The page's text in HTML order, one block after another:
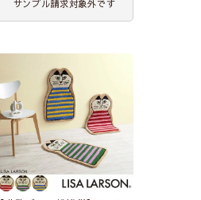
サンプル請求対象外です